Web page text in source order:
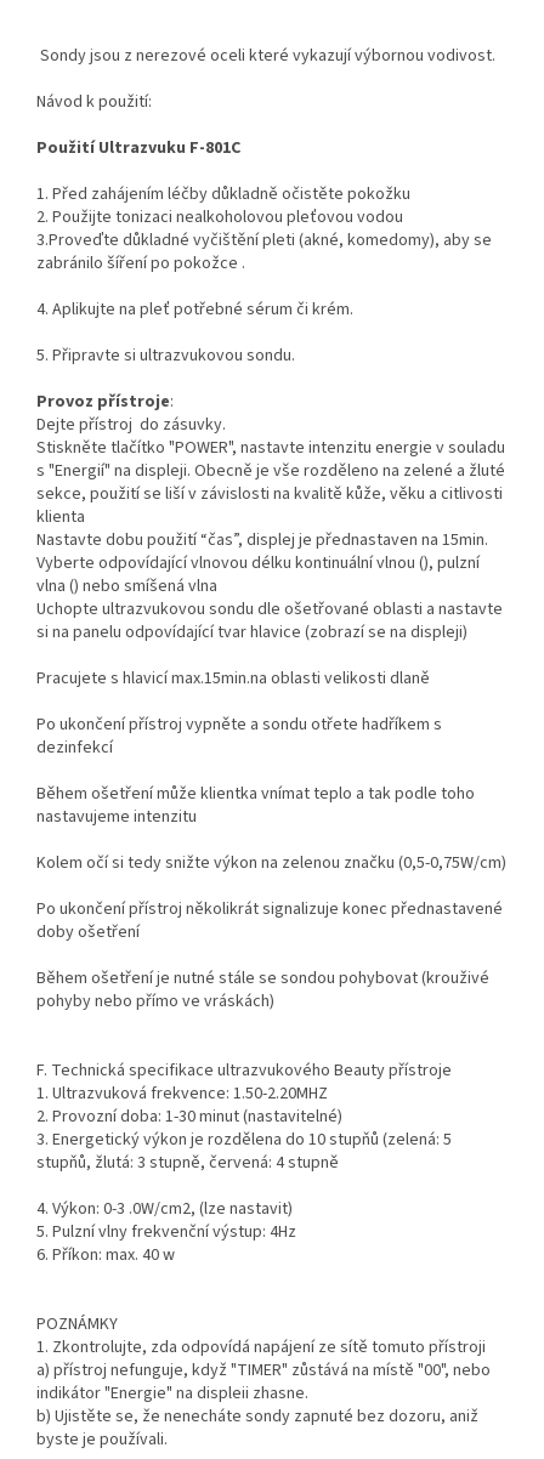
Sondy jsou z nerezové oceli které vykazují výbornou vodivost.
Návod k použití:
Použití Ultrazvuku F-801C
1. Před zahájením léčby důkladně očistěte pokožku
2. Použijte tonizaci nealkoholovou pleťovou vodou
3.Proveďte důkladné vyčištění pleti (akné, komedomy), aby se
zabránilo šíření po pokožce .
4. Aplikujte na pleť potřebné sérum či krém.
5. Připravte si ultrazvukovou sondu.
Provoz přístroje:
Dejte přístroj do zásuvky.
Stiskněte tlačítko "POWER", nastavte intenzitu energie v souladu
s "Energií" na displeji. Obecně je vše rozděleno na zelené a žluté
sekce, použití se liší v závislosti na kvalitě kůže, věku a citlivosti
klienta
Nastavte dobu použití “čas”, displej je přednastaven na 15min.
Vyberte odpovídající vlnovou délku kontinuální vlnou (), pulzní
vlna () nebo smíšená vlna
Uchopte ultrazvukovou sondu dle ošetřované oblasti a nastavte
si na panelu odpovídající tvar hlavice (zobrazí se na displeji)
Pracujete s hlavicí max.15min.na oblasti velikosti dlaně
Po ukončení přístroj vypněte a sondu otřete hadříkem s
dezinfekcí
Během ošetření může klientka vnímat teplo a tak podle toho
nastavujeme intenzitu
Kolem očí si tedy snižte výkon na zelenou značku (0,5-0,75W/cm)
Po ukončení přístroj několikrát signalizuje konec přednastavené
doby ošetření
Během ošetření je nutné stále se sondou pohybovat (krouživé
pohyby nebo přímo ve vráskách)
F. Technická specifikace ultrazvukového Beauty přístroje
1. Ultrazvuková frekvence: 1.50-2.20MHZ
2. Provozní doba: 1-30 minut (nastavitelné)
3. Energetický výkon je rozdělena do 10 stupňů (zelená: 5
stupňů, žlutá: 3 stupně, červená: 4 stupně
4. Výkon: 0-3 .0W/cm2, (lze nastavit)
5. Pulzní vlny frekvenční výstup: 4Hz
6. Příkon: max. 40 w
POZNÁMKY
1. Zkontrolujte, zda odpovídá napájení ze sítě tomuto přístroji
a) přístroj nefunguje, když "TIMER" zůstává na místě "00", nebo
indikátor "Energie" na displeii zhasne.
b) Ujistěte se, že nenecháte sondy zapnuté bez dozoru, aniž
byste je používali.